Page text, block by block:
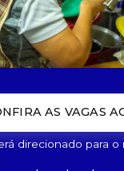
AS VAGAS
direcionado para o